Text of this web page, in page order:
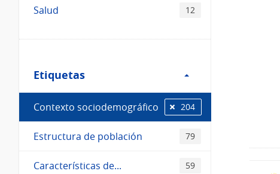
Salud 12
Etiquetas
Etiquetas
Contexto sociodemográfico 204
Estructura de población 79
Características de... 59